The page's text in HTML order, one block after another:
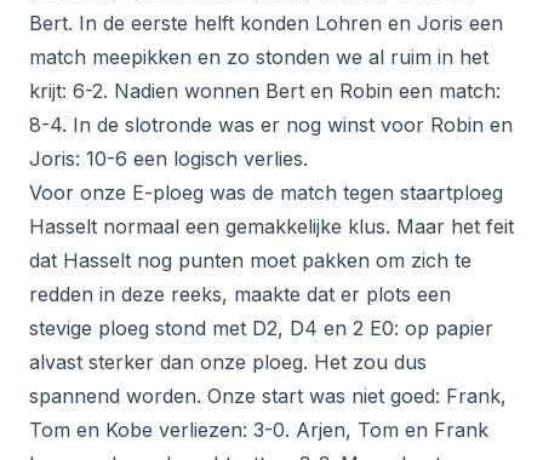
Bert. In de eerste helft konden Lohren en Joris een
match meepikken en zo stonden we al ruim in het
krijt: 6-2. Nadien wonnen Bert en Robin een match:
8-4. In de slotronde was er nog winst voor Robin en
Joris: 10-6 een logisch verlies.
Voor onze E-ploeg was de match tegen staartploeg
Hasselt normaal een gemakkelijke klus. Maar het feit
dat Hasselt nog punten moet pakken om zich te
redden in deze reeks, maakte dat er plots een
stevige ploeg stond met D2, D4 en 2 E0: op papier
alvast sterker dan onze ploeg. Het zou dus
spannend worden. Onze start was niet goed: Frank,
Tom en Kobe verliezen: 3-0. Arjen, Tom en Frank